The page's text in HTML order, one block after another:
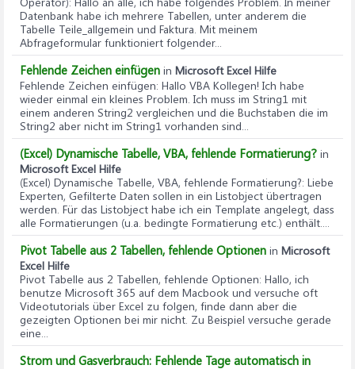
Datenbank habe ich mehrere Tabellen, unter anderem die
Tabelle Teile_allgemein und Faktura. Mit meinem
Abfrageformular funktioniert folgender...
Fehlende Zeichen einfügen in Microsoft Excel Hilfe
Fehlende Zeichen einfügen: Hallo VBA Kollegen! Ich habe
wieder einmal ein kleines Problem. Ich muss im String1 mit
einem anderen String2 vergleichen und die Buchstaben die im
String2 aber nicht im String1 vorhanden sind...
(Excel) Dynamische Tabelle, VBA, fehlende Formatierung? in
Microsoft Excel Hilfe
(Excel) Dynamische Tabelle, VBA, fehlende Formatierung?: Liebe
Experten, Gefilterte Daten sollen in ein Listobject übertragen
werden. Für das Listobject habe ich ein Template angelegt, dass
alle Formatierungen (u.a. bedingte Formatierung etc.) enthält....
Pivot Tabelle aus 2 Tabellen, fehlende Optionen in Microsoft
Excel Hilfe
Pivot Tabelle aus 2 Tabellen, fehlende Optionen: Hallo, ich
benutze Microsoft 365 auf dem Macbook und versuche oft
Videotutorials über Excel zu folgen, finde dann aber die
gezeigten Optionen bei mir nicht. Zu Beispiel versuche gerade
eine...
Strom und Gasverbrauch: Fehlende Tage automatisch in